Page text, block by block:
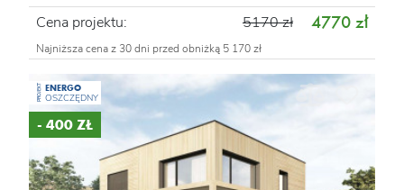
Cena projektu: 4770 zł
5170 zł
Najniższa cena z 30 dni przed obniżką 5 170 zł
PROJEKT ENERGO
OSZCZĘDNY
- 400 ZŁ